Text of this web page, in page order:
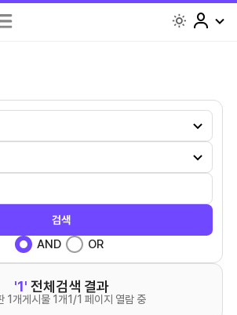
검색
AND OR
'1' 전체검색 결과
1개게시물 1개1/1 페이지 열람 중